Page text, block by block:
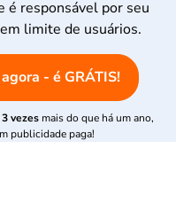
é responsável por seu
limite de usuários.
- é GRÁTIS!
3 vezes mais do que há um ano,
publicidade paga!